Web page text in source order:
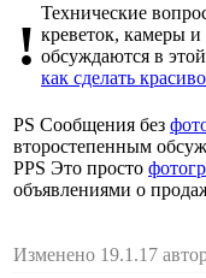
!
Технические
креветок, камеры
обсуждаются в
как сделать
PS Сообщения без
второстепенным
PPS Это просто
объявлениями о
Изменено 19.1.17